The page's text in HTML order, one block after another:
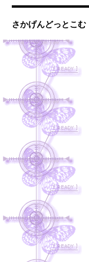
さかげんどっとこむ